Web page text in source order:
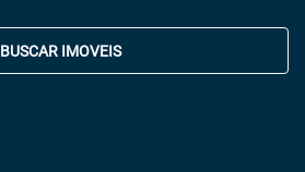
BUSCAR IMOVEIS